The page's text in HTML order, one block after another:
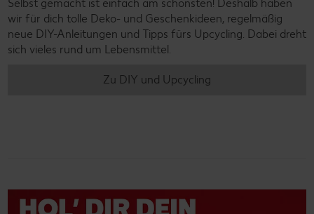
Selbst gemacht ist einfach am schönsten! Deshalb haben
wir für dich tolle Deko- und Geschenkideen, regelmäßig
neue DIY-Anleitungen und Tipps fürs Upcycling. Dabei dreht
sich vieles rund um Lebensmittel.
Zu DIY und Upcycling